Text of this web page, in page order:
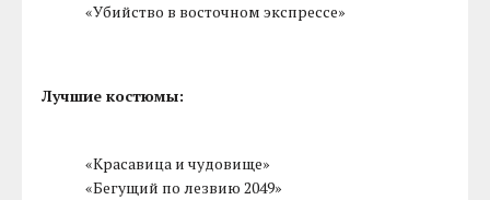
«Убийство в восточном экспрессе»
Лучшие костюмы:
«Красавица и чудовище»
«Бегущий по лезвию 2049»